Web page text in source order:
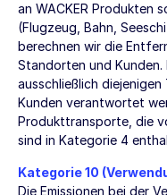
an WACKER Produkten
(Flugzeug, Bahn,
berechnen wir die
Standorten und
ausschließlich
Kunden verantwortet
Produkttransporte, die
sind in Kategorie 4
Kategorie 10
Die Emissionen bei der